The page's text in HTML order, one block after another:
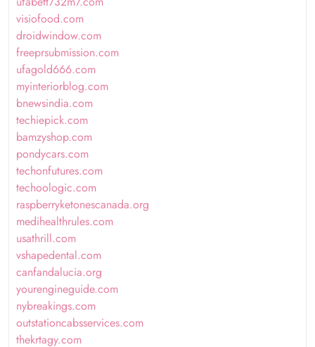
visiofood.com
droidwindow.com
freeprsubmission.com
ufagold666.com
myinteriorblog.com
bnewsindia.com
techiepick.com
bamzyshop.com
pondycars.com
techonfutures.com
techoologic.com
raspberryketonescanada.org
medihealthrules.com
usathrill.com
vshapedental.com
canfandalucia.org
yourengineguide.com
nybreakings.com
outstationcabsservices.com
thekrtagy.com